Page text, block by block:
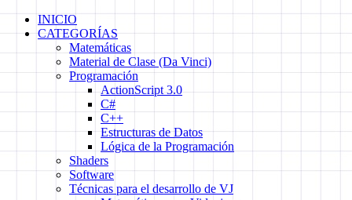
Skip
INICIO
CATEGORÍAS
Matemáticas
Material de Clase (Da Vinci)
Programación
ActionScript 3.0
C#
C++
Estructuras de Datos
Lógica de la Programación
Shaders
Software
Técnicas para el desarrollo de VJ